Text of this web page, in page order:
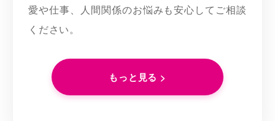
愛や仕事、人間関係のお悩みも安心してご相談
ください。
もっと見る >